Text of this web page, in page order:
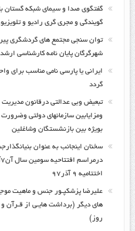
گفتگوی صدا و سیمای شبکه گستان
گویندگی و مجری گری رادیو و
توان سنجی مجتمع های گردشگری
شهرگرگان پایان نامه کارشناسی
ایرانی یا پارسی نامی مناسب برای
گردد
تبعیض وبی عدالتی درقانون
ومزایابین سازمانهای دولتی
بویژه بین بازنشستگان وشاغلین
سخنان اینجانب به عنوان
اختتامیه ۹ آذر۹۷
علیرضا پزشکپـور جنس و ماهیت
های دیگر (برداشت هایـی از قـرآن و
روز)